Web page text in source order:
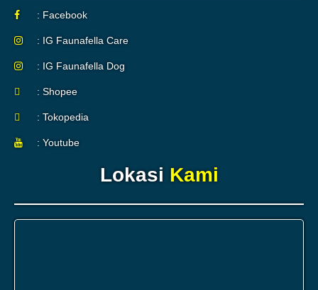
: Facebook
: IG Faunafella Care
: IG Faunafella Dog
: Shopee
: Tokopedia
: Youtube
Lokasi Kami